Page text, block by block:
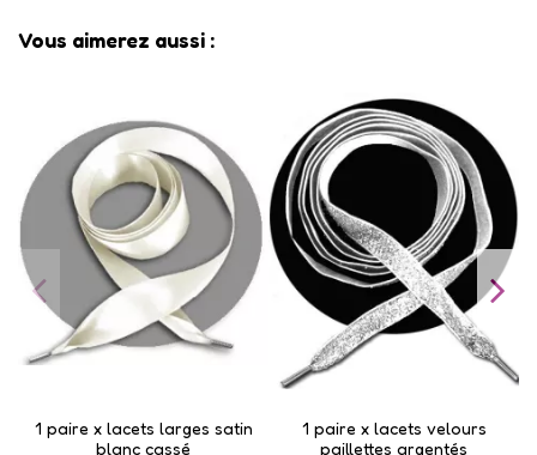
Vous aimerez aussi :
1 paire x lacets larges satin
blanc cassé
1 paire x lacets velours
paillettes argentés